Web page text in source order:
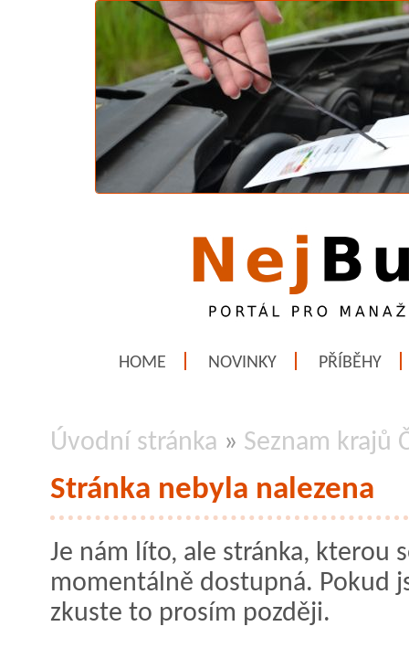
HOME NOVINKY PŘÍBĚHY
Úvodní stránka » Seznam krajů
Stránka nebyla nalezena
Je nám líto, ale stránka, kterou
momentálně dostupná. Pokud
zkuste to prosím později.